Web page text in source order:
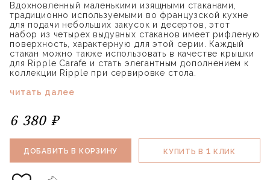
Вдохновленный маленькими изящными стаканами,
традиционно используемыми во французской кухне
для подачи небольших закусок и десертов, этот
набор из четырех выдувных стаканов имеет рифленую
поверхность, характерную для этой серии. Каждый
стакан можно также использовать в качестве крышки
для Ripple Carafe и стать элегантным дополнением к
коллекции Ripple при сервировке стола.
читать далее
6 380 ₽
ДОБАВИТЬ В КОРЗИНУ КУПИТЬ В 1 КЛИК